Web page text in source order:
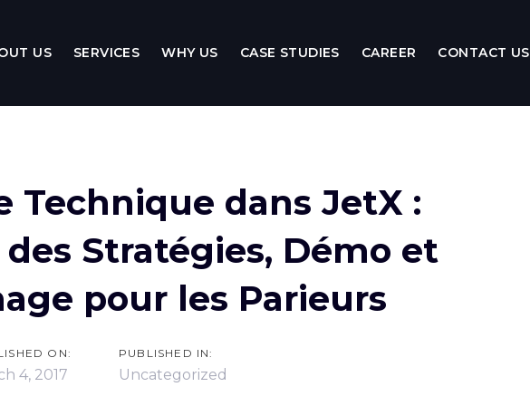
US SERVICES WHY US CASE STUDIES CAREER CONTACT US
Technique dans JetX :
Stratégies, Démo et
pour les Parieurs
ON:
4, 2017
PUBLISHED IN:
Uncategorized